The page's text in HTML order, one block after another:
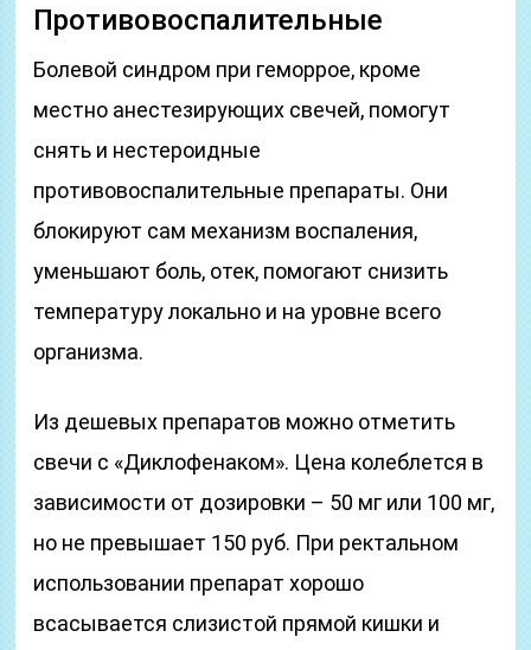
Противовоспалительные
Болевой синдром при геморрое, кроме
местно анестезирующих свечей, помогут
снять и нестероидные
противовоспалительные препараты. Они
блокируют сам механизм воспаления,
уменьшают боль, отек, помогают снизить
температуру локально и на уровне всего
организма.
Из дешевых препаратов можно отметить
свечи с «Диклофенаком». Цена колеблется в
зависимости от дозировки – 50 мг или 100 мг,
но не превышает 150 руб. При ректальном
использовании препарат хорошо
всасывается слизистой прямой кишки и